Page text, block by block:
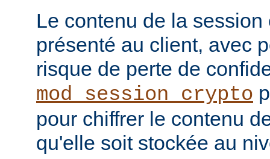
Le contenu de la
présenté au client, avec
risque de perte de
mod_session_crypto
pour chiffrer le contenu
qu'elle soit stockée au